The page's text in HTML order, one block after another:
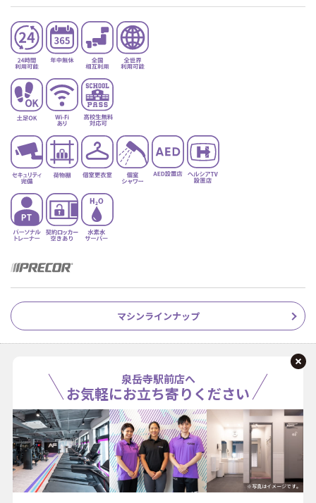
マシンラインナップ
泉岳寺駅前店へ
お気軽にお立ち寄りください
※写真はイメージです。